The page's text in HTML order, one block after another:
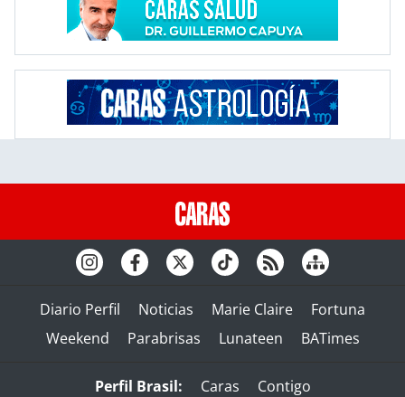
Diario Perfil Noticias Marie Claire
Fortuna
Weekend
Parabrisas Lunateen BATimes
Perfil Brasil: Caras Contigo